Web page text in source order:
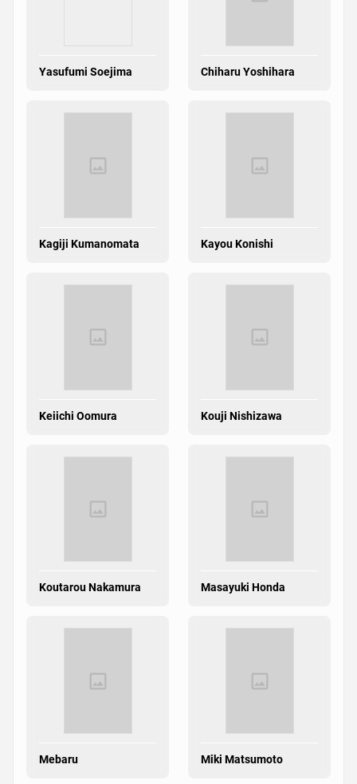
Yasufumi Soejima Chiharu Yoshihara
Kagiji Kumanomata Kayou Konishi
Keiichi Oomura Kouji Nishizawa
Koutarou Nakamura Masayuki Honda
Mebaru Miki Matsumoto